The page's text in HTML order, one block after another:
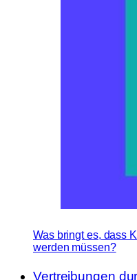
Was bringt es, dass
werden müssen?
Vertreibungen